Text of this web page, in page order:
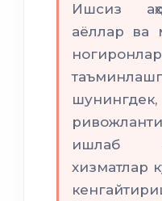
Ишсиз
аёллар ва
ишлаб
хизматлар